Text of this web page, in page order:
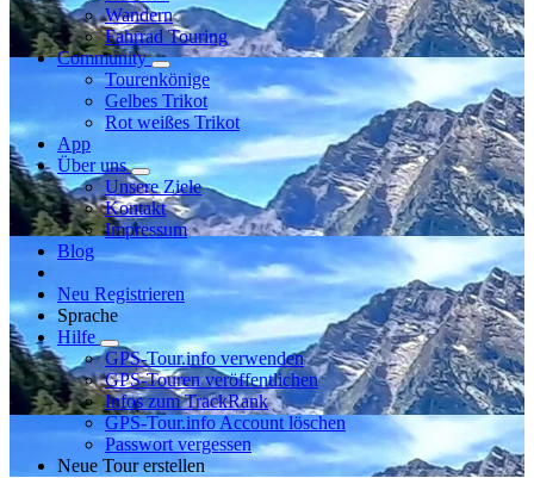
Wandern
Fahrrad Touring
Community
Tourenkönige
Gelbes Trikot
Rot weißes Trikot
App
Über uns
Unsere Ziele
Kontakt
Impressum
Blog
Neu Registrieren
Sprache
Hilfe
GPS-Tour.info verwenden
GPS-Touren veröffentlichen
Infos zum TrackRank
GPS-Tour.info Account löschen
Passwort vergessen
Neue Tour erstellen